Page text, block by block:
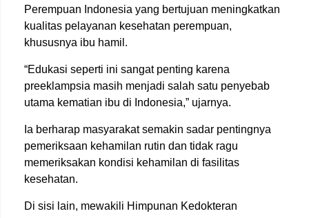
Perempuan Indonesia yang bertujuan meningkatkan
kualitas pelayanan kesehatan perempuan,
khususnya ibu hamil.
“Edukasi seperti ini sangat penting karena
preeklampsia masih menjadi salah satu penyebab
utama kematian ibu di Indonesia,” ujarnya.
Ia berharap masyarakat semakin sadar pentingnya
pemeriksaan kehamilan rutin dan tidak ragu
memeriksakan kondisi kehamilan di fasilitas
kesehatan.
Di sisi lain, mewakili Himpunan Kedokteran